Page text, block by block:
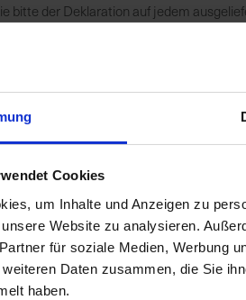
Cookies
um Inhalte und Anzeigen zu
Website zu analysieren.
für soziale Medien, Werbung
Daten zusammen, die Sie
haben.
bitte der Deklaration auf jedem
zum Zeitpunkt der
/ 25kg